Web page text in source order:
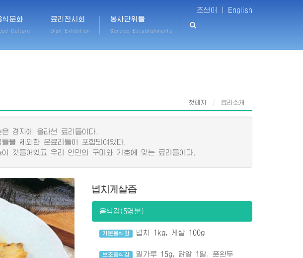
조선어 | English
식문화
Culture
료리전시회
Dish Exhibition
봉사단위들
Service Establishments
첫페지 료리소개
경지에 올라선 료리들이다.
을 제외한 온료리들이 포함되여있다.
깃들어있고 우리 인민의 구미와 기호에 맞는 료리들이다.
넙치게살즙
음식감(5명분)
기본음식감 넙치 1kg, 게살 100g
보조음식감
밀가루 15g, 닭알 1알, 풋완두